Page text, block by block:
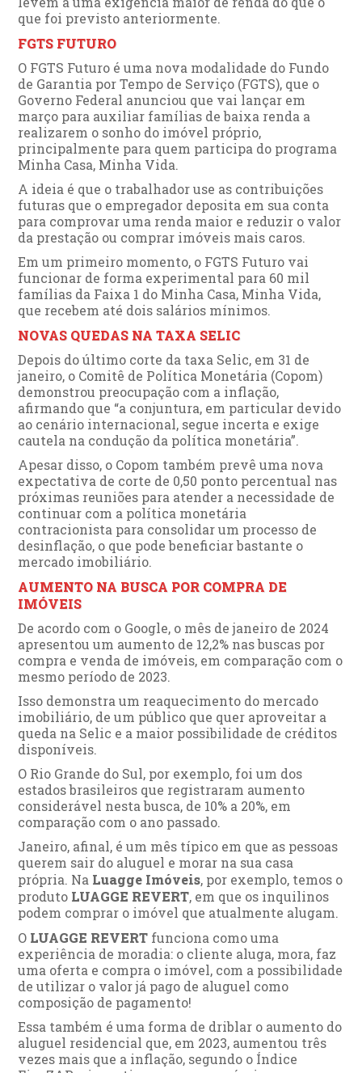
que foi previsto anteriormente.
FGTS FUTURO
O FGTS Futuro é uma nova modalidade do Fundo
de Garantia por Tempo de Serviço (FGTS), que o
Governo Federal anunciou que vai lançar em
março para auxiliar famílias de baixa renda a
realizarem o sonho do imóvel próprio,
principalmente para quem participa do programa
Minha Casa, Minha Vida.
A ideia é que o trabalhador use as contribuições
futuras que o empregador deposita em sua conta
para comprovar uma renda maior e reduzir o valor
da prestação ou comprar imóveis mais caros.
Em um primeiro momento, o FGTS Futuro vai
funcionar de forma experimental para 60 mil
famílias da Faixa 1 do Minha Casa, Minha Vida,
que recebem até dois salários mínimos.
NOVAS QUEDAS NA TAXA SELIC
Depois do último corte da taxa Selic, em 31 de
janeiro, o Comitê de Política Monetária (Copom)
demonstrou preocupação com a inflação,
afirmando que “a conjuntura, em particular devido
ao cenário internacional, segue incerta e exige
cautela na condução da política monetária”.
Apesar disso, o Copom também prevê uma nova
expectativa de corte de 0,50 ponto percentual nas
próximas reuniões para atender a necessidade de
continuar com a política monetária
contracionista para consolidar um processo de
desinflação, o que pode beneficiar bastante o
mercado imobiliário.
AUMENTO NA BUSCA POR COMPRA DE
IMÓVEIS
De acordo com o Google, o mês de janeiro de 2024
apresentou um aumento de 12,2% nas buscas por
compra e venda de imóveis, em comparação com o
mesmo período de 2023.
Isso demonstra um reaquecimento do mercado
imobiliário, de um público que quer aproveitar a
queda na Selic e a maior possibilidade de créditos
disponíveis.
O Rio Grande do Sul, por exemplo, foi um dos
estados brasileiros que registraram aumento
considerável nesta busca, de 10% a 20%, em
comparação com o ano passado.
Janeiro, afinal, é um mês típico em que as pessoas
querem sair do aluguel e morar na sua casa
própria. Na Luagge Imóveis, por exemplo, temos o
produto LUAGGE REVERT, em que os inquilinos
podem comprar o imóvel que atualmente alugam.
O LUAGGE REVERT funciona como uma
experiência de moradia: o cliente aluga, mora, faz
uma oferta e compra o imóvel, com a possibilidade
de utilizar o valor já pago de aluguel como
composição de pagamento!
Essa também é uma forma de driblar o aumento do
aluguel residencial que, em 2023, aumentou três
vezes mais que a inflação, segundo o Índice